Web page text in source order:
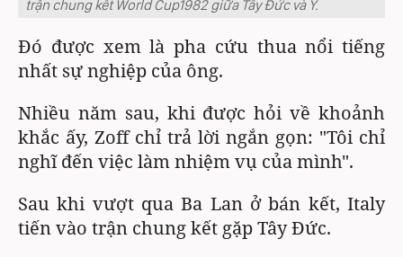
trận chung kết World Cup1982 giữa Tây Đức và Ý.
Đó được xem là pha cứu thua nổi tiếng
nhất sự nghiệp của ông.
Nhiều năm sau, khi được hỏi về khoảnh
khắc ấy, Zoff chỉ trả lời ngắn gọn: "Tôi chỉ
nghĩ đến việc làm nhiệm vụ của mình".
Sau khi vượt qua Ba Lan ở bán kết, Italy
tiến vào trận chung kết gặp Tây Đức.